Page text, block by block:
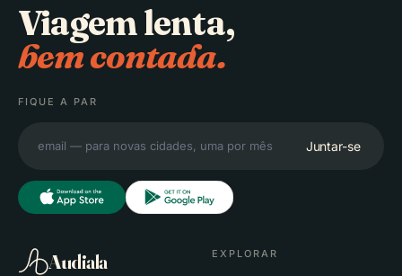
Viagem lenta,
bem contada.
FIQUE A PAR
Juntar-se
Audiala EXPLORAR